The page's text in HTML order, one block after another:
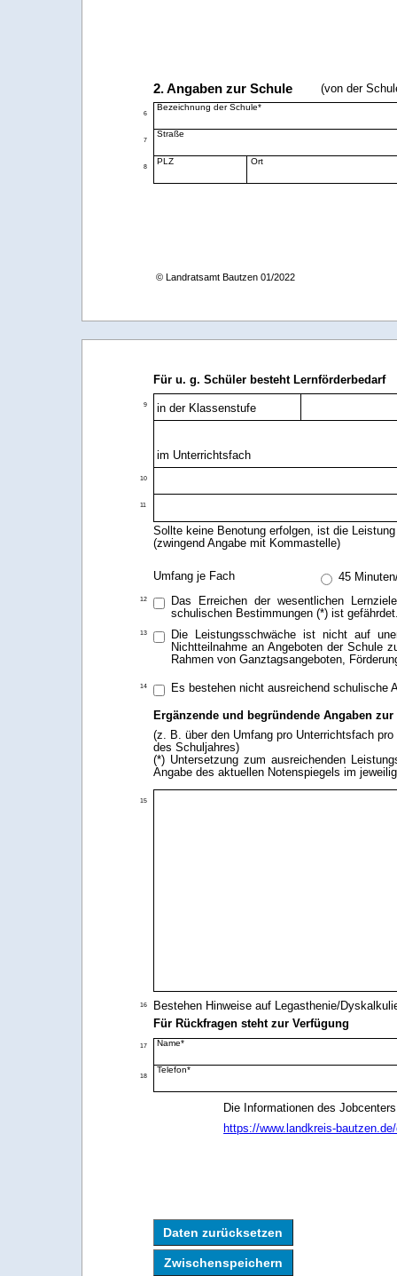
8
6
7
2. Angaben zur Schule (von der
Bezeichnung der Schule*
Straße
PLZ Ort
Für u. g. Schüler besteht Lernförderbedarf
in der Klassenstufe
im Unterrichtsfach
Für Rückfragen steht zur Verfügung
Name*
Telefon*
9
10
11
12
13
14
15
Umfang je Fach
Ergänzende und begründende Angaben
(z. B. über den Umfang pro Unterrichtsfach
des Schuljahres)
(*) Untersetzung zum ausreichenden
Angabe des aktuellen Notenspiegels im
Bestehen Hinweise auf Legasthenie/
16
Die Informationen des
17
18
Sollte keine Benotung erfolgen, ist die
(zwingend Angabe mit Kommastelle)
https://www.landkreis-
45
Das Erreichen der wesentlichen
schulischen Bestimmungen (*) ist
Die Leistungsschwäche ist nicht auf
Nichtteilnahme an Angeboten der Schule
Rahmen von Ganztagsangeboten,
Es bestehen nicht ausreichend schulische
Daten zurücksetzen
Zwischenspeichern